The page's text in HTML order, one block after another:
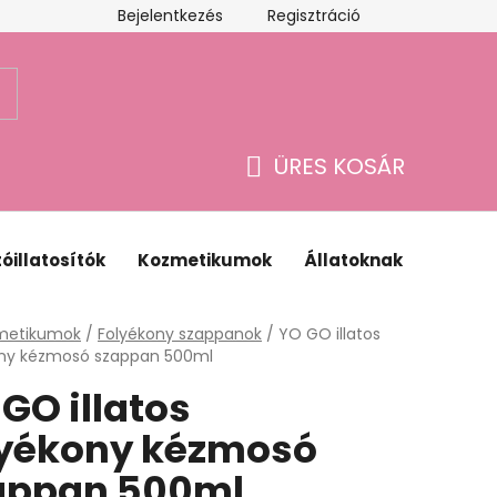
Webáruház értékelése
Bejelentkezés Regisztráció
ÜRES KOSÁR
Kozmetikumok Állatoknak
/ Folyékony szappanok / YO GO illatos
kézmosó szappan 500ml
illatos
kézmosó